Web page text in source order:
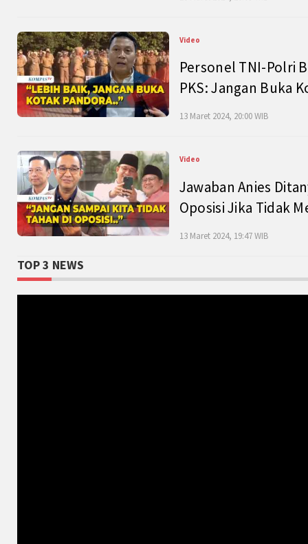
Video
Personel TNI-Polri
PKS: Jangan Buka
13 Maret 2024, 20:00 WIB
Video
Jawaban Anies
Oposisi Jika Tidak
13 Maret 2024, 19:47 WIB
TOP 3 NEWS